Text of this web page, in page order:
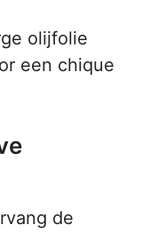
olijfolie
een chique
de